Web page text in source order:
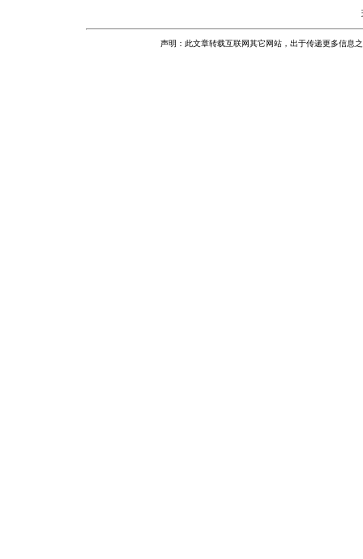
声明：此文章转载互联网其它网站，出于传递更多信息